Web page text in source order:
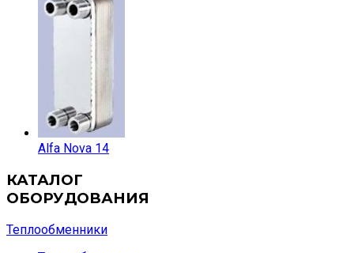
Alfa Nova 14
КАТАЛОГ
ОБОРУДОВАНИЯ
Теплообменники